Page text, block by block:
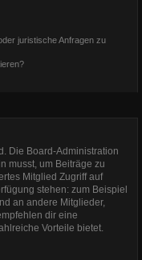
juristische Anfragen zu
Die Board-Administration
musst, um Beiträge zu
Mitglied Zugriff auf
stehen: zum Beispiel
an andere Mitglieder,
dir eine
Vorteile bietet.